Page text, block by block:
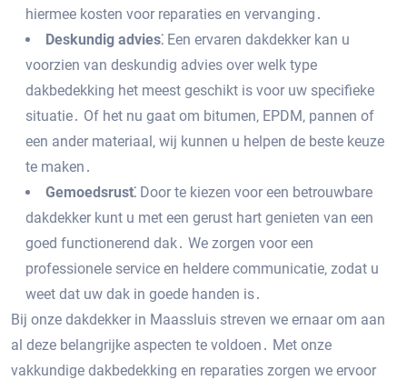
hiermee kosten voor reparaties en vervanging․
Deskundig advies⁚ Een ervaren dakdekker kan u
voorzien van deskundig advies over welk type
dakbedekking het meest geschikt is voor uw specifieke
situatie․ Of het nu gaat om bitumen‚ EPDM‚ pannen of
een ander materiaal‚ wij kunnen u helpen de beste keuze
te maken․
Gemoedsrust⁚ Door te kiezen voor een betrouwbare
dakdekker kunt u met een gerust hart genieten van een
goed functionerend dak․ We zorgen voor een
professionele service en heldere communicatie‚ zodat u
weet dat uw dak in goede handen is․
Bij onze dakdekker in Maassluis streven we ernaar om aan
al deze belangrijke aspecten te voldoen․ Met onze
vakkundige dakbedekking en reparaties zorgen we ervoor